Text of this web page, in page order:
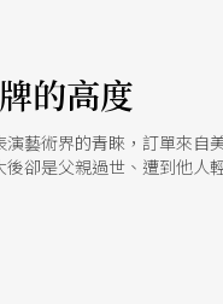
的高度
藝術界的青睞，訂單來自
卻是父親過世、遭到他人